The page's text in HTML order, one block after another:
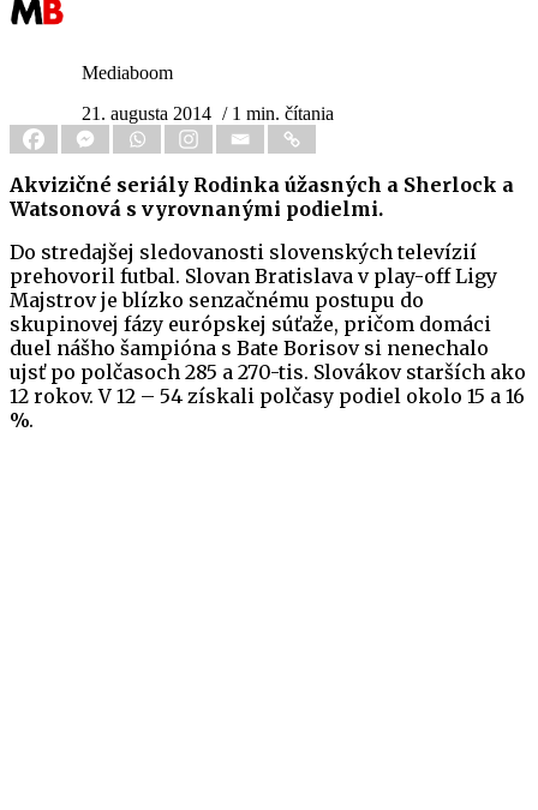
Mediaboom
21. augusta 2014 / 1 min. čítania
Akvizičné seriály Rodinka úžasných a Sherlock a
Watsonová s vyrovnanými podielmi.
Do stredajšej sledovanosti slovenských televízií
prehovoril futbal. Slovan Bratislava v play-off Ligy
Majstrov je blízko senzačnému postupu do
skupinovej fázy európskej súťaže, pričom domáci
duel nášho šampióna s Bate Borisov si nenechalo
ujsť po polčasoch 285 a 270-tis. Slovákov starších ako
12 rokov. V 12 – 54 získali polčasy podiel okolo 15 a 16
%.